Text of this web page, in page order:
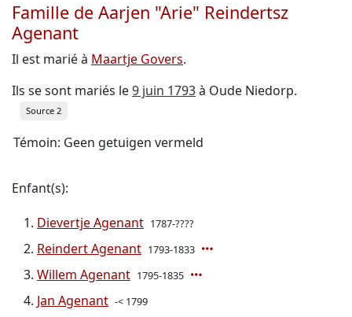
Famille de Aarjen "Arie" Reindertsz
Agenant
Il est marié à Maartje Govers.
Ils se sont mariés le9 juin 1793à Oude Niedorp.
Source 2
Témoin: Geen getuigen vermeld
Enfant(s):
Dievertje Agenant 1787-????
Reindert Agenant 1793-1833
Willem Agenant 1795-1835
Jan Agenant -< 1799